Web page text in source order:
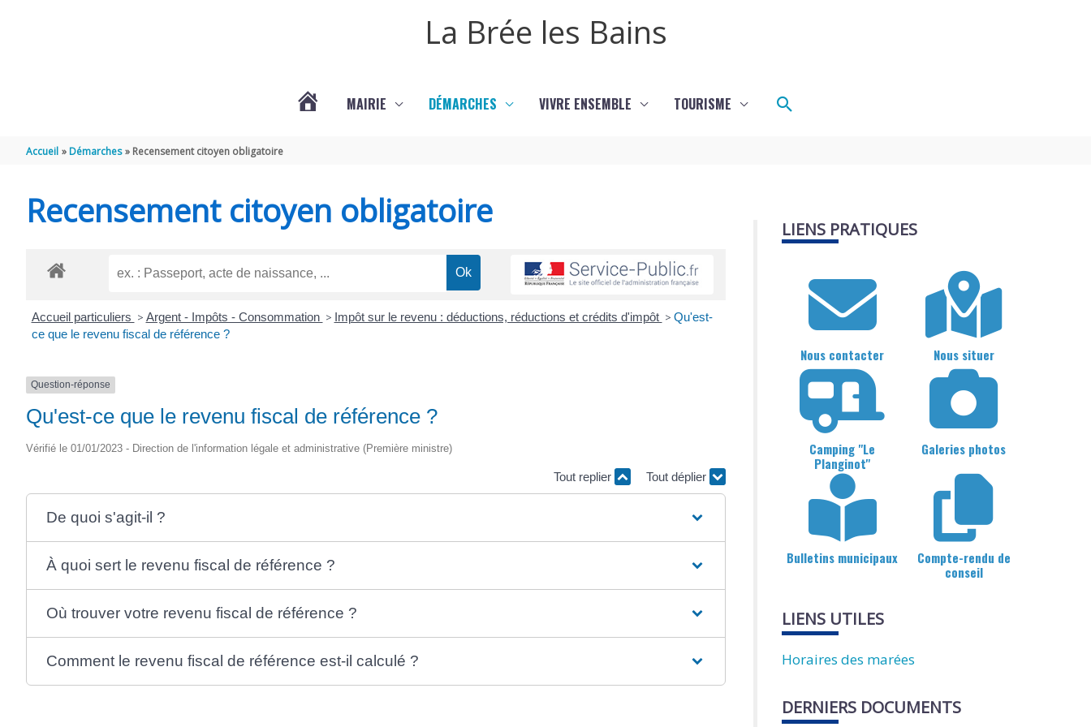
La Brée les Bains
TITRE)
MAIRIE DÉMARCHES VIVRE ENSEMBLE TOURISME Rechercher
Accueil Démarches Recensement citoyen obligatoire
Recensement citoyen obligatoire
Accueil particuliers > Argent - Impôts - Consommation > Impôt sur le revenu : déductions, réductions et crédits d'impôt > Qu'est-
ce que le revenu fiscal de référence ?
Question-réponse
Qu'est-ce que le revenu fiscal de référence ?
Vérifié le 01/01/2023 - Direction de l'information légale et administrative (Première ministre)
Tout replier Tout déplier
De quoi s'agit-il ?
À quoi sert le revenu fiscal de référence ?
Où trouver votre revenu fiscal de référence ?
Comment le revenu fiscal de référence est-il calculé ?
LIENS PRATIQUES
Nous contacter Nous situer
Camping "Le
Planginot"
Galeries photos
Bulletins municipaux
Compte-rendu de
conseil
LIENS UTILES
Horaires des marées
DERNIERS DOCUMENTS